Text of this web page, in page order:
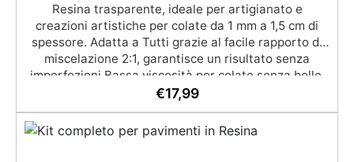
Resina trasparente, ideale per artigianato e
creazioni artistiche per colate da 1 mm a 1,5 cm di
spessore. Adatta a Tutti grazie al facile rapporto di
miscelazione 2:1, garantisce un risultato senza
imperfezioni Bassa viscosità per colate senza bolle,
compatibile con legno, silicone, vetro, metallo e altri
per il contatto con la pelle, Bpa Free e senza Solventi
(Voc Free) Superficie lucida, autolivellante e con filtri
€17,99